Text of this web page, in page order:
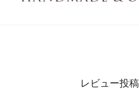
レビュー投稿